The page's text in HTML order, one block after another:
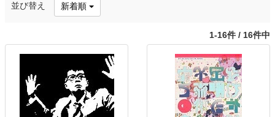
a
t
並び替え 新着順
1-16件 / 16件中